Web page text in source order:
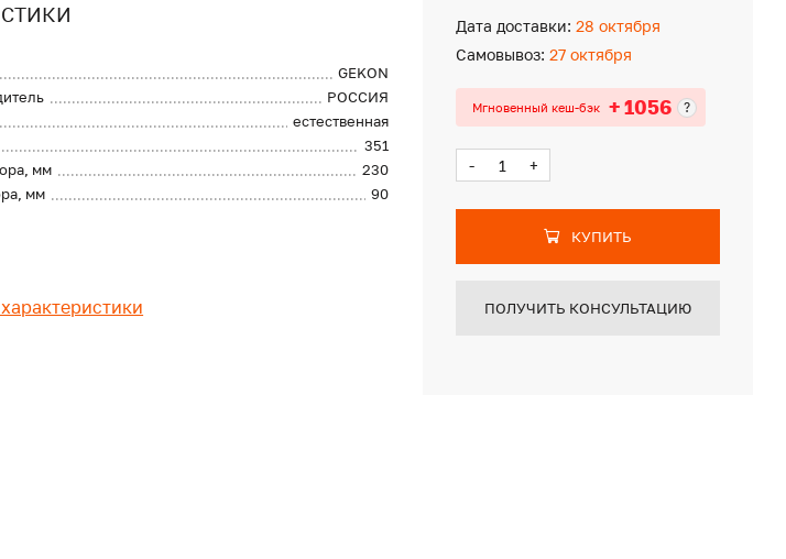
GEKON
РОССИЯ
естественная
351
мм
230
мм
90
Дата доставки: 28 октября
Самовывоз: 27 октября
Мгновенный кеш-бэк + 1056 ?
- +
КУПИТЬ
ПОЛУЧИТЬ КОНСУЛЬТАЦИЮ